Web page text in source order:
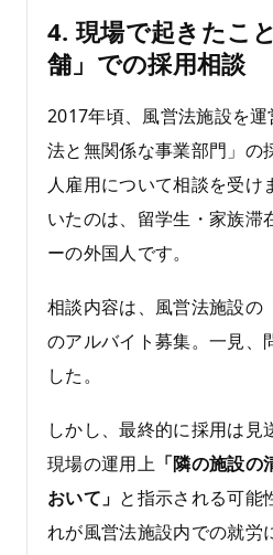
4. 現場で起きたこ
舗」での採用相談
2017年頃、風営法施設を
法と無関係な事業部門」の
人雇用について相談を受け
いたのは、留学生・家族滞
ーの外国人です。
相談内容は、風営法施設の
のアルバイト募集。一見、
した。
しかし、最終的に採用は見
現場の運用上「隣の施設の
おいて」 と指示される可能
れが風営法施設内での就労